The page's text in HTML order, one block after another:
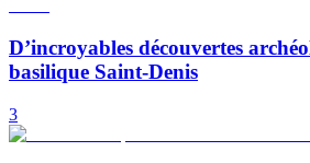
D’incroyables découvertes
basilique Saint-Denis
3